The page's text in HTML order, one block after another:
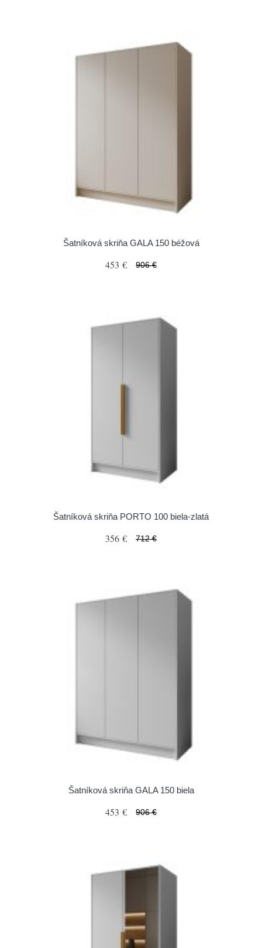
Šatníková skriňa GALA 150 béžová
453 € 906 €
Šatníková skriňa PORTO 100 biela-zlatá
356 € 712 €
Šatníková skriňa GALA 150 biela
453 € 906 €